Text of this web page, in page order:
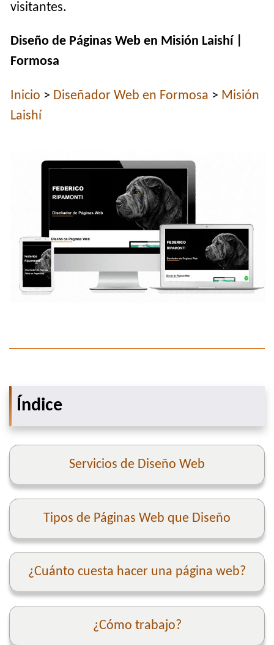
visitantes.
Diseño de Páginas Web en Misión Laishí |
Formosa
Inicio > Diseñador Web en Formosa > Misión
Laishí
Índice
Servicios de Diseño Web
Tipos de Páginas Web que Diseño
¿Cuánto cuesta hacer una página web?
¿Cómo trabajo?